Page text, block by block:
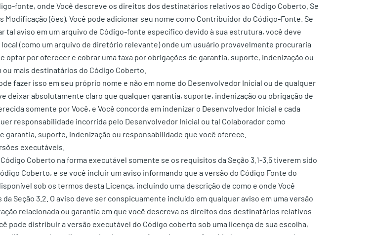
fonte, onde Você descreve os direitos dos destinatários relativos ao Código Coberto. Se
Modificação (ões), Você pode adicionar seu nome como Contribuidor do Código-Fonte. Se
tal aviso em um arquivo de Código-fonte específico devido à sua estrutura, você deve
(como um arquivo de diretório relevante) onde um usuário provavelmente procuraria
optar por oferecer e cobrar uma taxa por obrigações de garantia, suporte, indenização ou
mais destinatários do Código Coberto.
fazer isso em seu próprio nome e não em nome do Desenvolvedor Inicial ou de qualquer
deixar absolutamente claro que qualquer garantia, suporte, indenização ou obrigação de
somente por Você, e Você concorda em indenizar o Desenvolvedor Inicial e cada
responsabilidade incorrida pelo Desenvolvedor Inicial ou tal Colaborador como
garantia, suporte, indenização ou responsabilidade que você oferece.
executáveis.
Coberto na forma executável somente se os requisitos da Seção 3.1-3.5 tiverem sido
Coberto, e se você incluir um aviso informando que a versão do Código Fonte do
sob os termos desta Licença, incluindo uma descrição de como e onde Você
Seção 3.2. O aviso deve ser conspicuamente incluído em qualquer aviso em uma versão
relacionada ou garantia em que você descreva os direitos dos destinatários relativos
pode distribuir a versão executável do Código coberto sob uma licença de sua escolha,